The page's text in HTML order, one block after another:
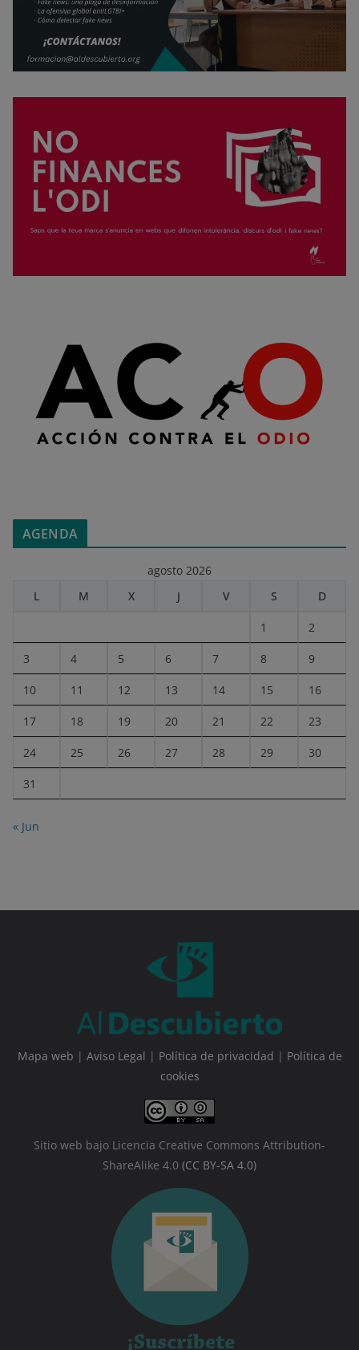
AGENDA
agosto 2026
L
M X J V S D
1 2
3 4 5 6 7 8 9
10 11 12 13 14 15 16
17 18 19 20 21 22 23
24 25 26 27 28 29 30
31
« Jun
Mapa web | Aviso Legal | Política de privacidad | Política de
cookies
Sitio web bajo Licencia Creative Commons Attribution-
ShareAlike 4.0 (CC BY-SA 4.0)